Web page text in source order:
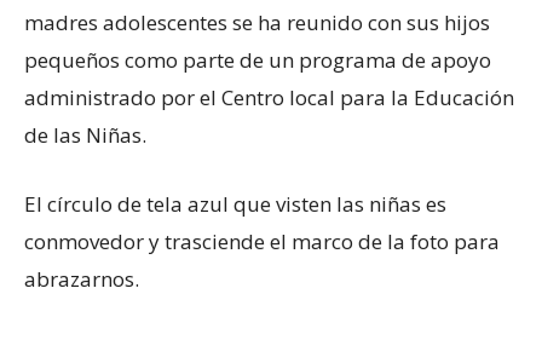
madres adolescentes se ha reunido con sus hijos
pequeños como parte de un programa de apoyo
administrado por el Centro local para la Educación
de las Niñas.
El círculo de tela azul que visten las niñas es
conmovedor y trasciende el marco de la foto para
abrazarnos.